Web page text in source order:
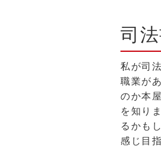
司
私が司
職業が
のか本
を知り
るかも
感じ目